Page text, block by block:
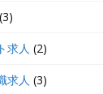
(3)
求人 (2)
求人 (3)